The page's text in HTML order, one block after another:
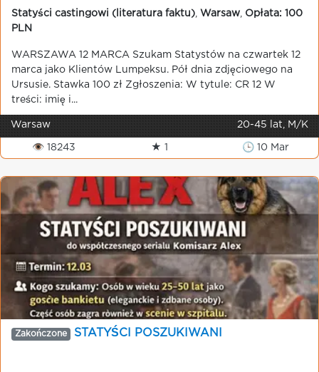
Statyści castingowi (literatura faktu) Warsaw
Opłata: 100
PLN
WARSZAWA 12 MARCA Szukam Statystów na czwartek 12
marca jako Klientów Lumpeksu. Pół dnia zdjęciowego na
Ursusie. Stawka 100 zł Zgłoszenia: W tytule: CR 12 W
treści: imię i...
Warsaw 20-45 lat, M/K
👁 18243 ★ 1 🕒 10 Mar
Zakończone STATYŚCI POSZUKIWANI